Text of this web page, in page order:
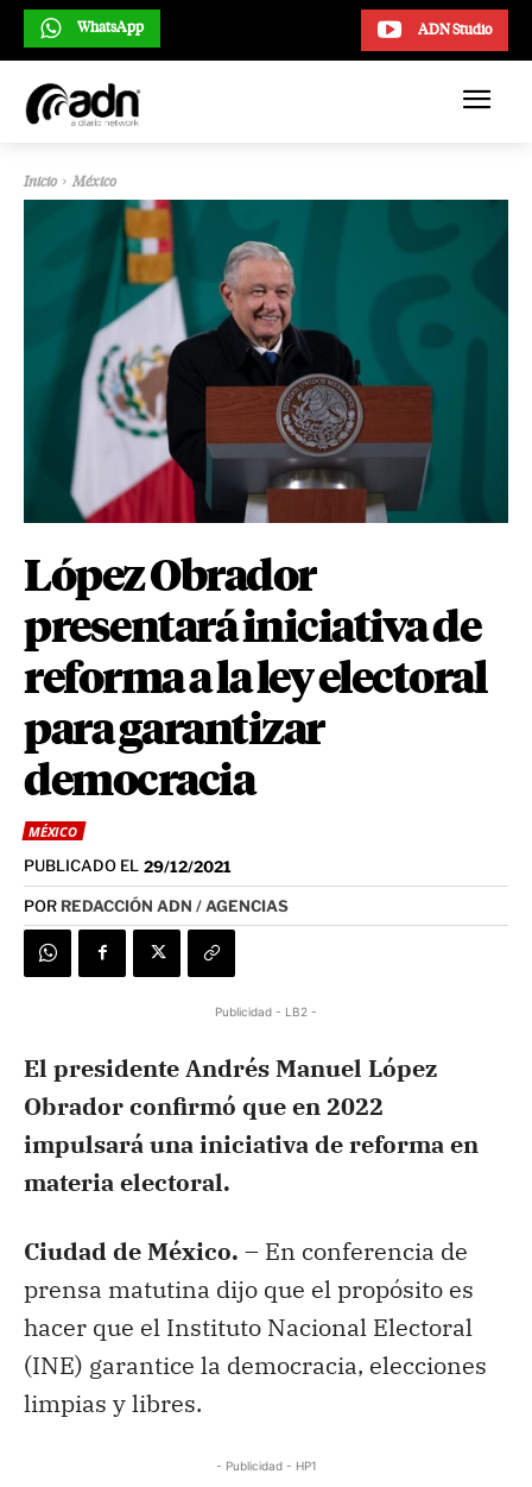
ADN Studio
WhatsApp
Inicio México
López Obrador
presentará iniciativa de
reforma a la ley electoral
para garantizar
democracia
MÉXICO
PUBLICADO EL 29/12/2021
POR REDACCIÓN ADN / AGENCIAS
Publicidad - LB2 -
El presidente Andrés Manuel López
Obrador confirmó que en 2022
impulsará una iniciativa de reforma en
materia electoral.
Ciudad de México. – En conferencia de
prensa matutina dijo que el propósito es
hacer que el Instituto Nacional Electoral
(INE) garantice la democracia, elecciones
limpias y libres.
- Publicidad - HP1